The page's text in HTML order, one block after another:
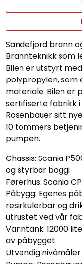
Sandefjord brann
Brannteknikk som
Bilen er utstyrt
polypropylen, som
materiale. Bilen er
sertifiserte fabrikk i
Rosenbauer sitt
10 tommers
pumpen.
Chassis: Scania
og styrbar boggi
Førerhus: Scania
Påbygg: Egenes
resirkulerbar og
utrustet ved vår
Vanntank: 12000
av påbygget
Utvendig nivåmåler